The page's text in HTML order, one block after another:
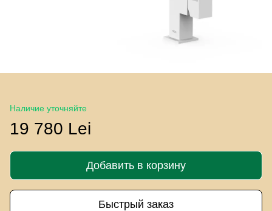
Наличие уточняйте
19 780 Lei
Добавить в корзину
Быстрый заказ